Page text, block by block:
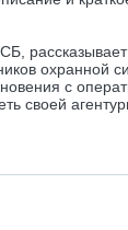
охранной
с
своей